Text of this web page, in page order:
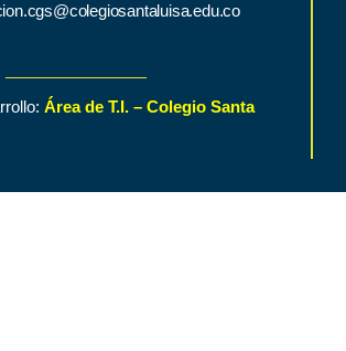
Área de T.I. – Colegio Santa